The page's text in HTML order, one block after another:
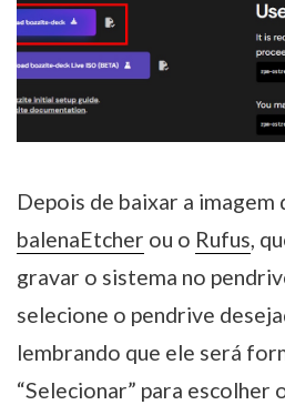
Depois de baixar a imagem
balenaEtcher ou o Rufus,
gravar o sistema no
selecione o pendrive
lembrando que ele será
“Selecionar” para escolher